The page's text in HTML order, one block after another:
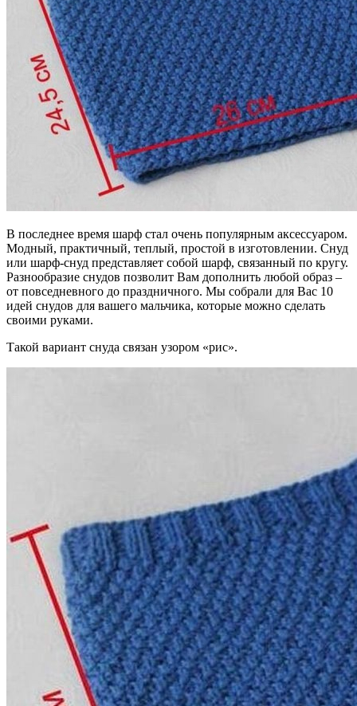
В последнее время шарф стал очень популярным аксессуаром.
Модный, практичный, теплый, простой в изготовлении. Снуд
или шарф-снуд представляет собой шарф, связанный по кругу.
Разнообразие снудов позволит Вам дополнить любой образ –
от повседневного до праздничного. Мы собрали для Вас 10
идей снудов для вашего мальчика, которые можно сделать
своими руками.
Такой вариант снуда связан узором «рис».